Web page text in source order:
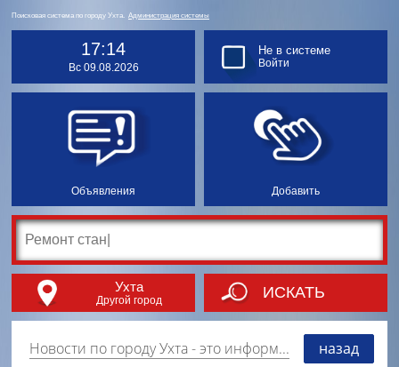
Поисковая система по городу Ухта. Администрация системы
17:14
Вс 09.08.2026
Объявления Добавить
Не в системе
Войти
Ухта
Другой город ИСКАТЬ
Новости по городу Ухта- это информация о событиях, мероприятиях и торгово-коммерческой деятельности города. Страницу наполняют платные и бесплатные объявления, имеющие функцию "поднятия вверх списка". назад